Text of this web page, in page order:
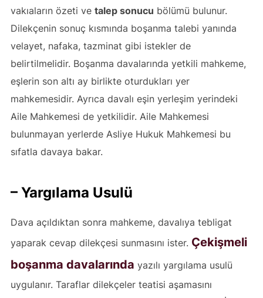
vakıaların özeti ve talep sonucu bölümü bulunur.
Dilekçenin sonuç kısmında boşanma talebi yanında
velayet, nafaka, tazminat gibi istekler de
belirtilmelidir. Boşanma davalarında yetkili mahkeme,
eşlerin son altı ay birlikte oturdukları yer
mahkemesidir. Ayrıca davalı eşin yerleşim yerindeki
Aile Mahkemesi de yetkilidir. Aile Mahkemesi
bulunmayan yerlerde Asliye Hukuk Mahkemesi bu
sıfatla davaya bakar.
– Yargılama Usulü
Dava açıldıktan sonra mahkeme, davalıya tebligat
yaparak cevap dilekçesi sunmasını ister. Çekişmeli
boşanma davalarında yazılı yargılama usulü
uygulanır. Taraflar dilekçeler teatisi aşamasını